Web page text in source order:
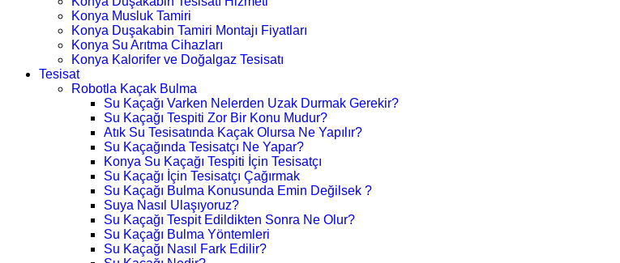
Konya Musluk Tamiri
Konya Duşakabin Tamiri Montajı Fiyatları
Konya Su Arıtma Cihazları
Konya Kalorifer ve Doğalgaz Tesisatı
Tesisat
Robotla Kaçak Bulma
Su Kaçağı Varken Nelerden Uzak Durmak Gerekir?
Su Kaçağı Tespiti Zor Bir Konu Mudur?
Atık Su Tesisatında Kaçak Olursa Ne Yapılır?
Su Kaçağında Tesisatçı Ne Yapar?
Konya Su Kaçağı Tespiti İçin Tesisatçı
Su Kaçağı İçin Tesisatçı Çağırmak
Su Kaçağı Bulma Konusunda Emin Değilsek ?
Suya Nasıl Ulaşıyoruz?
Su Kaçağı Tespit Edildikten Sonra Ne Olur?
Su Kaçağı Bulma Yöntemleri
Su Kaçağı Nasıl Fark Edilir?